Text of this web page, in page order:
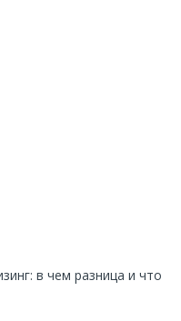
в чем разница и что